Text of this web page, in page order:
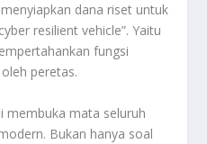
dana riset untuk
resilient vehicle”. Yaitu
fungsi
peretas.
membuka mata seluruh
Bukan hanya soal